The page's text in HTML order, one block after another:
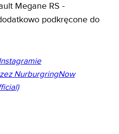
Megane RS -
podkręcone do
NurburgringNow